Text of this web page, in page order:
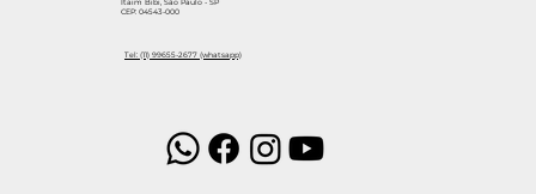
CEP: 04543-000
Tel: (11) 99655-2677 (whatsapp)